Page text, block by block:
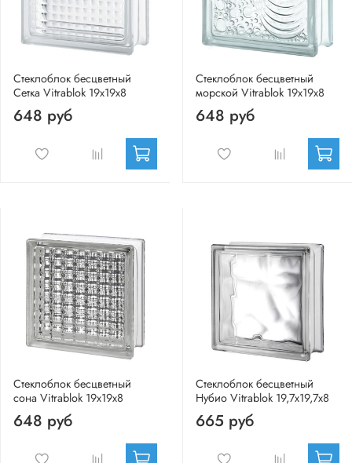
Стеклоблок бесцветный
Сетка Vitrablok 19х19х8
648 руб
Стеклоблок бесцветный
морской Vitrablok 19х19х8
648 руб
Стеклоблок бесцветный
сона Vitrablok 19х19х8
648 руб
Стеклоблок бесцветный
Нубио Vitrablok 19,7x19,7x8
665 руб